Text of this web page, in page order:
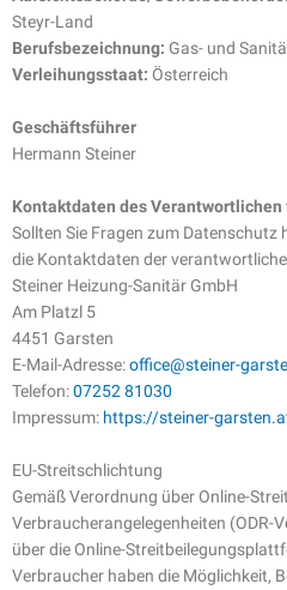
Steyr-Land
Berufsbezeichnung: Gas- und
Verleihungsstaat: Österreich
Geschäftsführer
Hermann Steiner
Kontaktdaten des Verantwortlichen
Sollten Sie Fragen zum Datenschutz
die Kontaktdaten der
Steiner Heizung-Sanitär GmbH
Am Platzl 5
4451 Garsten
E-Mail-Adresse:office@steiner-
Telefon:07252 81030
Impressum: https://steiner-
EU-Streitschlichtung
Gemäß Verordnung über Online-
Verbraucherangelegenheiten (ODR-
über die Online-
Verbraucher haben die Möglichkeit,